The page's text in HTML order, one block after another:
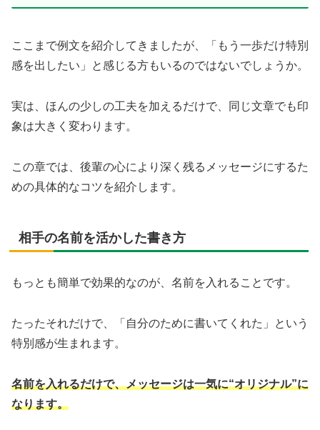
ここまで例文を紹介してきましたが、「もう一歩だけ特別
感を出したい」と感じる方もいるのではないでしょうか。
実は、ほんの少しの工夫を加えるだけで、同じ文章でも印
象は大きく変わります。
この章では、後輩の心により深く残るメッセージにするた
めの具体的なコツを紹介します。
相手の名前を活かした書き方
もっとも簡単で効果的なのが、名前を入れることです。
たったそれだけで、「自分のために書いてくれた」という
特別感が生まれます。
名前を入れるだけで、メッセージは一気に“オリジナル”に
なります。